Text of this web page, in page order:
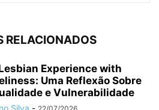
RELACIONADOS
Experience with
Uma Reflexão Sobre
e Vulnerabilidade